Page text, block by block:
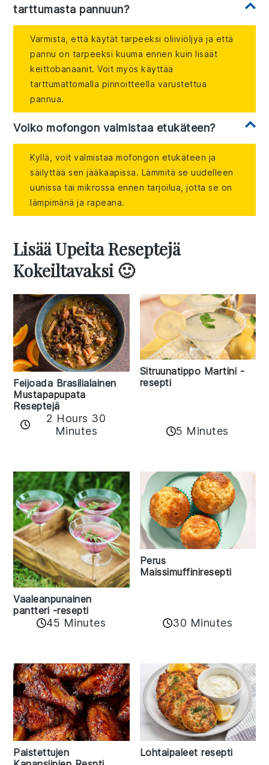
tarttumasta pannuun?
Varmista, että käytät tarpeeksi oliiviöljyä ja että
pannu on tarpeeksi kuuma ennen kuin lisäät
keittobanaanit. Voit myös käyttää
tarttumattomalla pinnoitteella varustettua
pannua.
Voiko mofongon valmistaa etukäteen?
Kyllä, voit valmistaa mofongon etukäteen ja
säilyttää sen jääkaapissa. Lämmitä se uudelleen
uunissa tai mikrossa ennen tarjoilua, jotta se on
lämpimänä ja rapeana.
Lisää Upeita Reseptejä
Kokeiltavaksi 🙂
Feijoada Brasilialainen
Mustapapupata
Reseptejä
2 Hours 30
Minutes
Sitruunatippo Martini -
resepti
5 Minutes
Vaaleanpunainen
pantteri -resepti
45 Minutes
Perus
Maissimuffiniresepti
30 Minutes
Paistettujen
Lohtaipaleet resepti